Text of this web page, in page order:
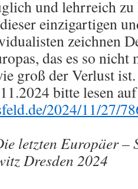
und lehrreich zu
einzigartigen
zeichnen
das es so nicht
groß der Verlust ist.
bitte lesen auf
2024/11/27/
letzten Europäer –
Dresden 2024